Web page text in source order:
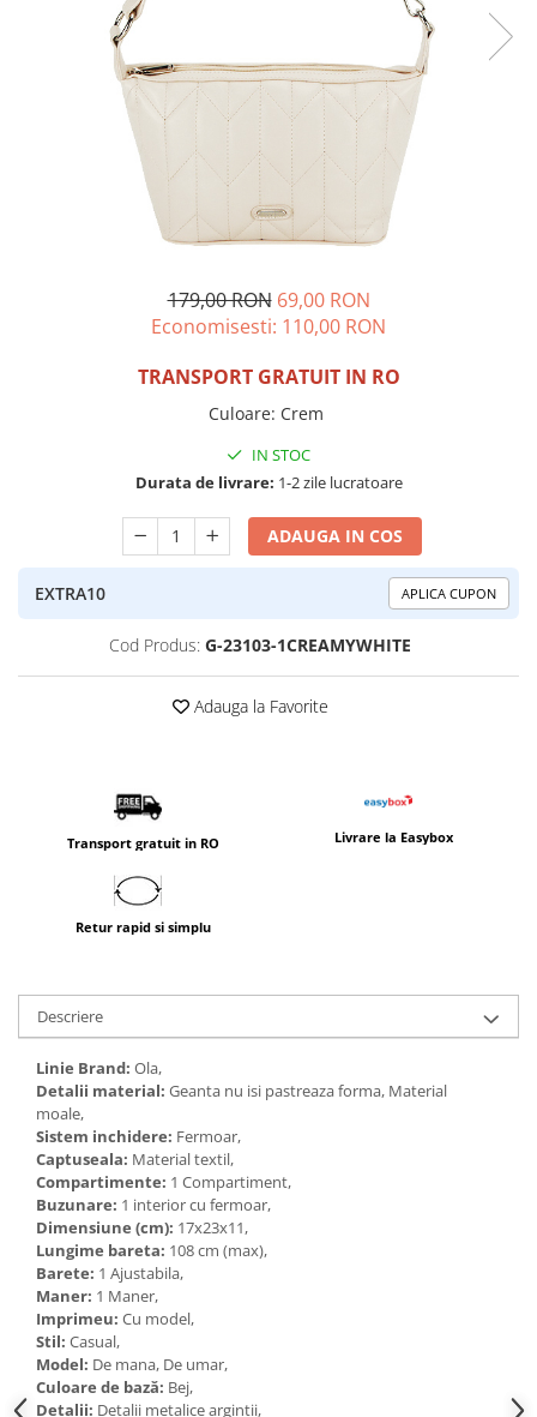
Incaltamine primavara-vara piele
Imbracaminte
Camasi si topuri
Blugi si pantaloni
Pulovere si cardigane
179,00 RON 69,00 RON
Economisesti: 110,00 RON
TRANSPORT GRATUIT IN RO
Culoare: Crem
IN STOC
Durata de livrare: 1-2 zile lucratoare
ADAUGA IN COS
EXTRA10 APLICA CUPON
Cod Produs: G-23103-1CREAMYWHITE
Adauga la Favorite
Transport gratuit in RO Livrare la Easybox
Retur rapid si simplu
Descriere
Linie Brand: Ola,
Detalii material: Geanta nu isi pastreaza forma, Material
moale,
Sistem inchidere: Fermoar,
Captuseala: Material textil,
Compartimente: 1 Compartiment,
Buzunare: 1 interior cu fermoar,
Dimensiune (cm): 17x23x11,
Lungime bareta: 108 cm (max),
Barete: 1 Ajustabila,
Maner: 1 Maner,
Imprimeu: Cu model,
Stil: Casual,
Model: De mana, De umar,
Culoare de bază: Bej,
Detalii: Detalii metalice argintii,